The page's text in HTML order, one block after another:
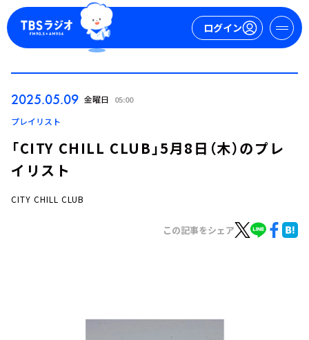
ログイン
お知らせ
2025.05.09 金曜日 05:00
プレイリスト
「CITY CHILL CLUB」5月8日（木）のプレ
イリスト
CITY CHILL CLUB
この記事をシェア